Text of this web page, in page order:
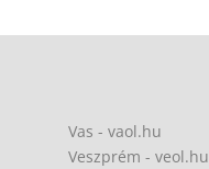
Vas - vaol.hu
Veszprém - veol.hu